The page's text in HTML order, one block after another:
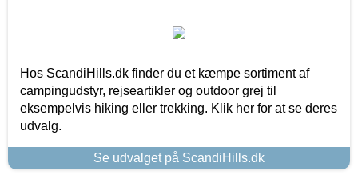
Hos ScandiHills.dk finder du et kæmpe sortiment af
campingudstyr, rejseartikler og outdoor grej til
eksempelvis hiking eller trekking. Klik her for at se deres
udvalg.
Se udvalget på ScandiHills.dk